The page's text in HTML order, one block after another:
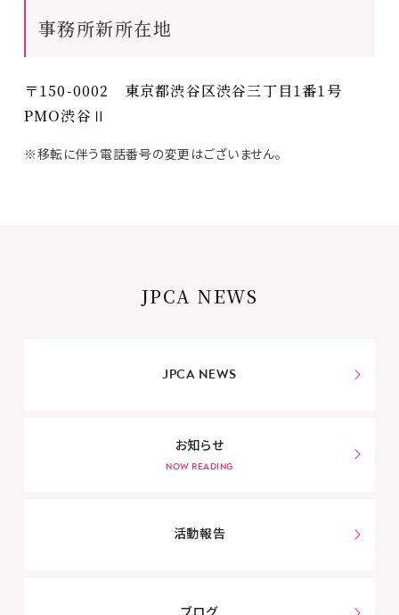
事務所新所在地
〒150-0002 東京都渋谷区渋谷三丁目1番1号
PMO渋谷Ⅱ
※移転に伴う電話番号の変更はございません。
JPCA NEWS
JPCA NEWS
お知らせ
活動報告